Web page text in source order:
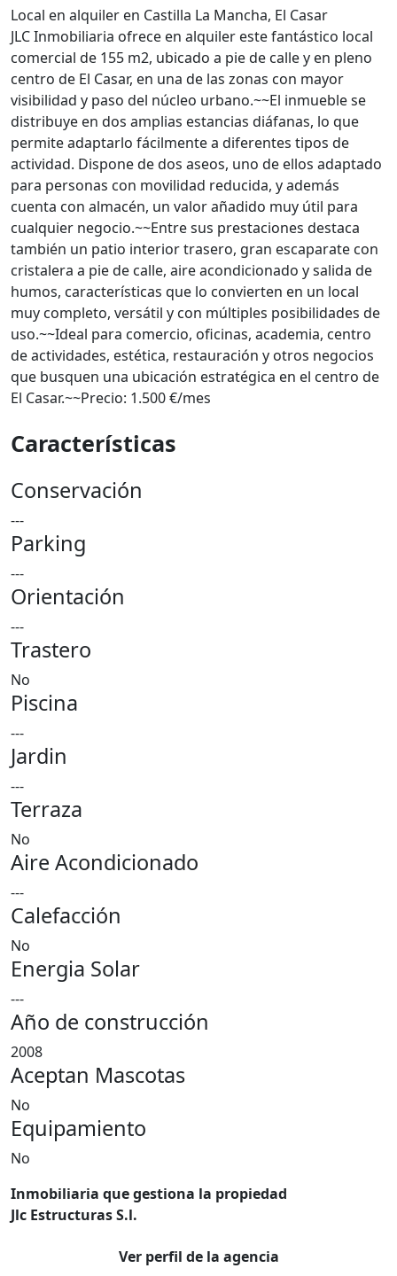
Local en alquiler en Castilla La Mancha, El Casar
JLC Inmobiliaria ofrece en alquiler este fantástico local
comercial de 155 m2, ubicado a pie de calle y en pleno
centro de El Casar, en una de las zonas con mayor
visibilidad y paso del núcleo urbano.~~El inmueble se
distribuye en dos amplias estancias diáfanas, lo que
permite adaptarlo fácilmente a diferentes tipos de
actividad. Dispone de dos aseos, uno de ellos adaptado
para personas con movilidad reducida, y además
cuenta con almacén, un valor añadido muy útil para
cualquier negocio.~~Entre sus prestaciones destaca
también un patio interior trasero, gran escaparate con
cristalera a pie de calle, aire acondicionado y salida de
humos, características que lo convierten en un local
muy completo, versátil y con múltiples posibilidades de
uso.~~Ideal para comercio, oficinas, academia, centro
de actividades, estética, restauración y otros negocios
que busquen una ubicación estratégica en el centro de
El Casar.~~Precio: 1.500 €/mes
Características
Conservación
---
Parking
---
Orientación
---
Trastero
No
Piscina
---
Jardin
---
Terraza
No
Aire Acondicionado
---
Calefacción
No
Energia Solar
---
Año de construcción
2008
Aceptan Mascotas
No
Equipamiento
No
Inmobiliaria que gestiona la propiedad
Jlc Estructuras S.l.
Ver perfil de la agencia